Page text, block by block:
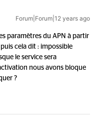
Forum|Forum|12 years ago
paramètres du APN à partir
puis cela dit : impossible
le service sera
nous avons bloque
?